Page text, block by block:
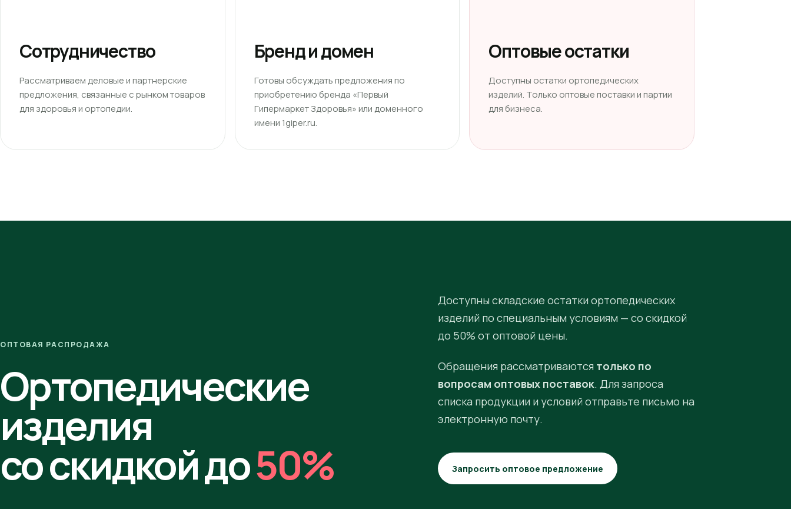
Сотрудничество
Рассматриваем деловые и партнерские
предложения, связанные с рынком товаров
для здоровья и ортопедии.
Бренд и домен
Готовы обсуждать предложения по
приобретению бренда «Первый
Гипермаркет Здоровья» или доменного
имени 1giper.ru.
Оптовые остатки
Доступны остатки ортопедических
изделий. Только оптовые поставки и партии
для бизнеса.
ОПТОВАЯ РАСПРОДАЖА
Ортопедические
изделия
со скидкой до50%
Доступны складские остатки ортопедических
изделий по специальным условиям — со скидкой
до 50% от оптовой цены.
Обращения рассматриваются только по
вопросам оптовых поставок. Для запроса
списка продукции и условий отправьте письмо на
электронную почту.
Запросить оптовое предложение